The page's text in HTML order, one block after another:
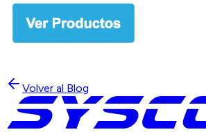
Volver al Blog